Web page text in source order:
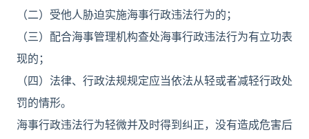
（二）受他人胁迫实施海事行政违法行为的；
（三）配合海事管理机构查处海事行政违法行为有立功表
现的；
（四）法律、行政法规规定应当依法从轻或者减轻行政处
罚的情形。
海事行政违法行为轻微并及时得到纠正，没有造成危害后